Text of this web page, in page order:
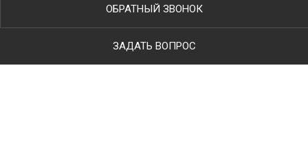
ОБРАТНЫЙ ЗВОНОК
ЗАДАТЬ ВОПРОС